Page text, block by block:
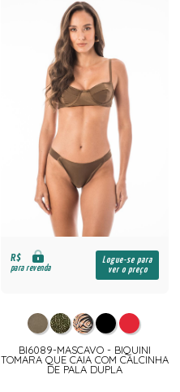
R$
para revenda
Logue-se para
ver o preço
BI6089-MASCAVO - BIQUINI
TOMARA QUE CAIA COM CALCINHA
DE PALA DUPLA